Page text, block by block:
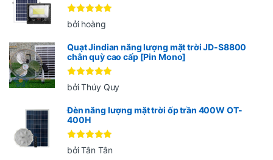
Được xếp
hạng55
bởi hoàng
Quạt Jindian năng lượng mặt trời JD-S8800
chân quỳ cao cấp [Pin Mono]
Được xếp
hạng 5 5
bởi Thúy Quy
Đèn năng lượng mặt trời ốp trần 400W OT-
400H
Được xếp
hạng 55
bởi Tân Tân